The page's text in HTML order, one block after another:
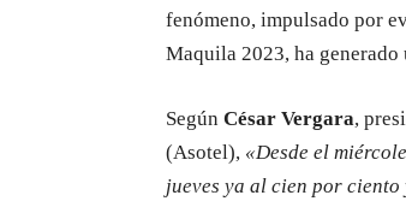
fenómeno, impulsado por
Maquila 2023, ha
Según César Vergara,
(Asotel), «Desde el
jueves ya al cien por ciento